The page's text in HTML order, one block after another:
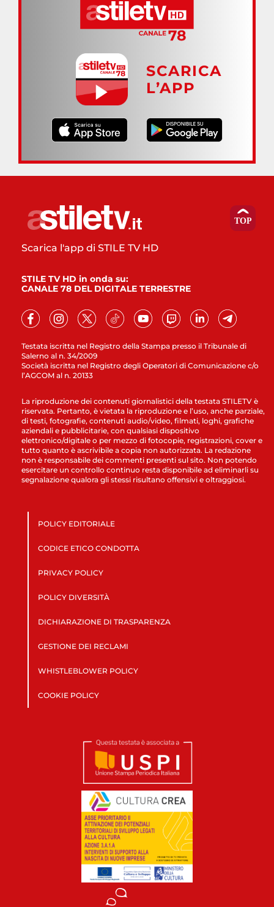
SCARICA
L’APP
Testata iscritta nel Registro della Stampa presso il Tribunale di
Salerno al n. 34/2009
Società iscritta nel Registro degli Operatori di Comunicazione c/o
l’AGCOM al n. 20133
Scarica l'app di STILE TV HD
STILE TV HD in onda su:
CANALE 78 DEL DIGITALE TERRESTRE
La riproduzione dei contenuti giornalistici della testata STILETV è
riservata. Pertanto, è vietata la riproduzione e l’uso, anche parziale,
di testi, fotografie, contenuti audio/video, filmati, loghi, grafiche
aziendali e pubblicitarie, con qualsiasi dispositivo
elettronico/digitale o per mezzo di fotocopie, registrazioni, cover e
tutto quanto è ascrivibile a copia non autorizzata. La redazione
non è responsabile dei commenti presenti sul sito. Non potendo
esercitare un controllo continuo resta disponibile ad eliminarli su
segnalazione qualora gli stessi risultano offensivi e oltraggiosi.
POLICY EDITORIALE
CODICE ETICO CONDOTTA
PRIVACY POLICY
POLICY DIVERSITÀ
DICHIARAZIONE DI TRASPARENZA
GESTIONE DEI RECLAMI
WHISTLEBLOWER POLICY
COOKIE POLICY